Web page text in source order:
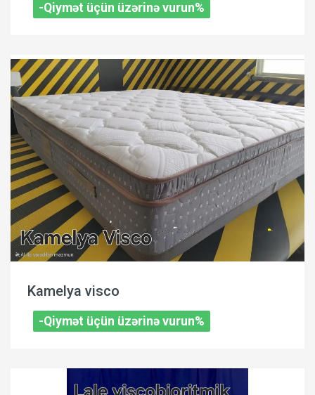
-Qiymət üçün üzərinə vurun%
Kamelya visco
-Qiymət üçün üzərinə vurun%